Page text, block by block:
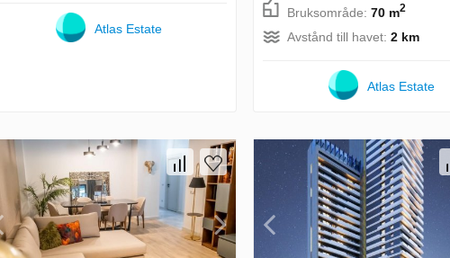
Atlas Estate
Bruksområde:70 m2
Avstånd till havet:2 km
Atlas Estate